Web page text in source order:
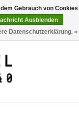
0 Artikel - €0,00
Gebrauch von Cookies
Ausblenden
Datenschutzerklärung. »